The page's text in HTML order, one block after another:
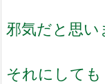
邪気だと思い
それにして